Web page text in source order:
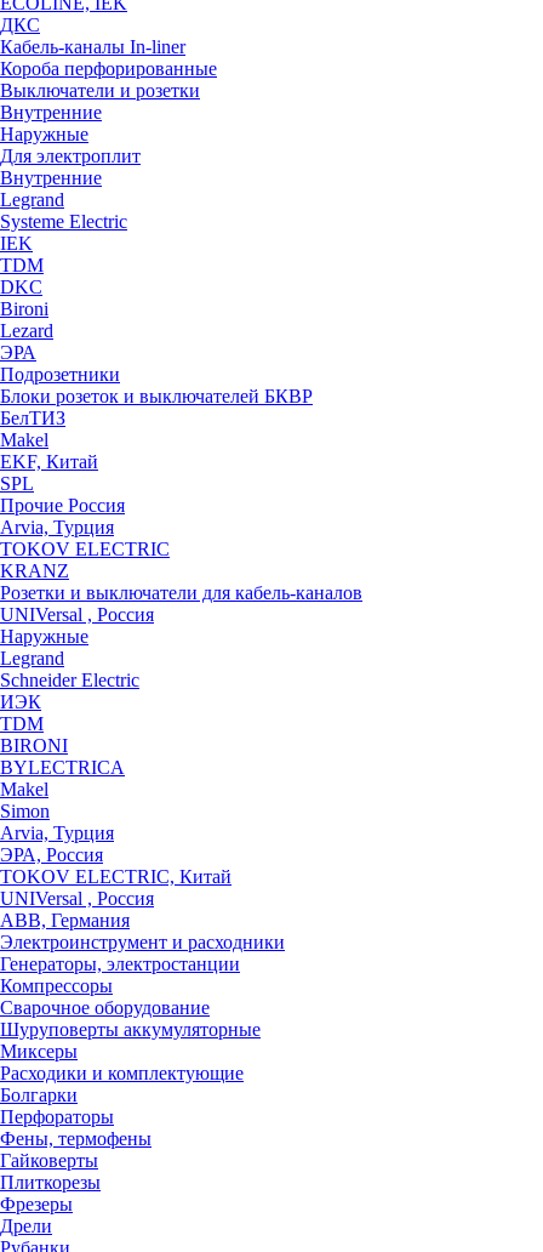
ДКС
Кабель-каналы In-liner
Короба перфорированные
Выключатели и розетки
Внутренние
Наружные
Для электроплит
Внутренние
Legrand
Systeme Electric
IEK
TDM
DKC
Bironi
Lezard
ЭРА
Подрозетники
Блоки розеток и выключателей БКВР
БелТИЗ
Makel
EKF, Китай
SPL
Прочие Россия
Arvia, Турция
TOKOV ELECTRIC
KRANZ
Розетки и выключатели для кабель-каналов
UNIVersal , Россия
Наружные
Legrand
Schneider Electric
ИЭК
TDM
BIRONI
BYLECTRICA
Makel
Simon
Arvia, Турция
ЭРА, Россия
TOKOV ELECTRIC, Китай
UNIVersal , Россия
ABB, Германия
Электроинструмент и расходники
Генераторы, электростанции
Компрессоры
Сварочное оборудование
Шуруповерты аккумуляторные
Миксеры
Расходики и комплектующие
Болгарки
Перфораторы
Фены, термофены
Гайковерты
Плиткорезы
Фрезеры
Дрели
Рубанки